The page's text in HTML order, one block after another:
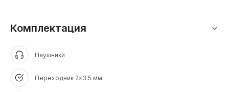
Комплектация
Наушники
Переходник 2х3.5 мм